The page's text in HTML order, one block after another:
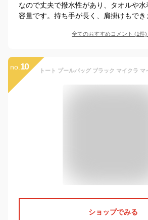
なので丈夫で撥水性があり、タオルや
容量です。持ち手が長く、肩掛けもでき
全てのおすすめコメント (1件)
no. 10
ショップでみる